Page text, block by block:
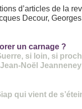
d’articles de la
Decour,
un carnage ?
si loin, si
Noël Jeanneney
qui vient de